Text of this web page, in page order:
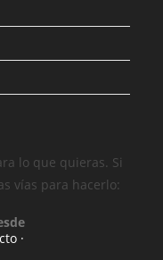
lo que quieras. Si
vías para hacerlo:
·